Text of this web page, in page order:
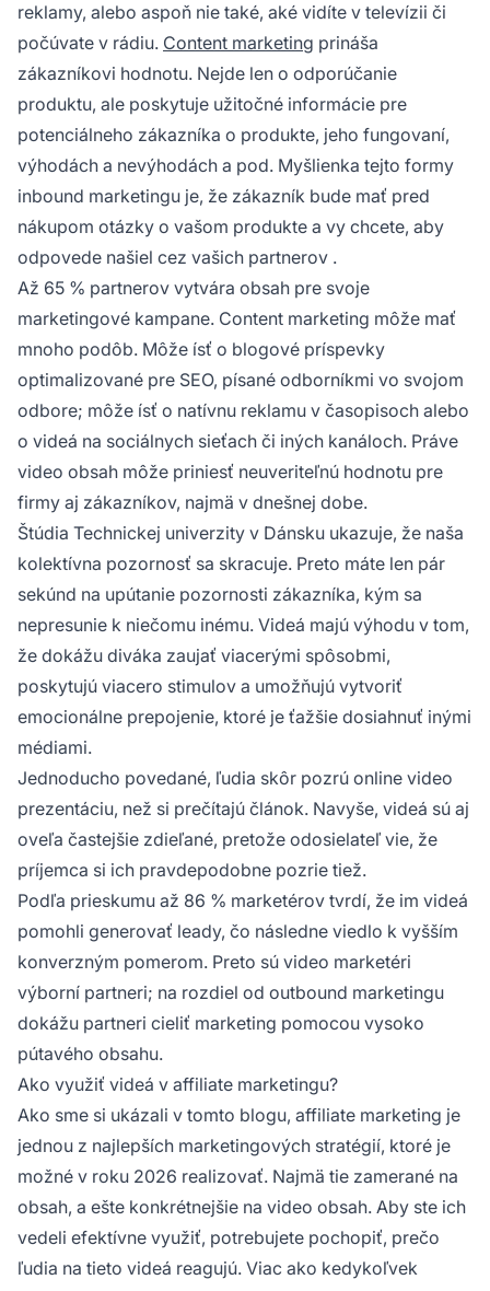
reklamy, alebo aspoň nie také, aké vidíte v televízii či
počúvate v rádiu. Content marketing prináša
zákazníkovi hodnotu. Nejde len o odporúčanie
produktu, ale poskytuje užitočné informácie pre
potenciálneho zákazníka o produkte, jeho fungovaní,
výhodách a nevýhodách a pod. Myšlienka tejto formy
inbound marketingu je, že zákazník bude mať pred
nákupom otázky o vašom produkte a vy chcete, aby
odpovede našiel cez vašich partnerov .
Až 65 % partnerov vytvára obsah pre svoje
marketingové kampane. Content marketing môže mať
mnoho podôb. Môže ísť o blogové príspevky
optimalizované pre SEO, písané odborníkmi vo svojom
odbore; môže ísť o natívnu reklamu v časopisoch alebo
o videá na sociálnych sieťach či iných kanáloch. Práve
video obsah môže priniesť neuveriteľnú hodnotu pre
firmy aj zákazníkov, najmä v dnešnej dobe.
Štúdia Technickej univerzity v Dánsku ukazuje, že naša
kolektívna pozornosť sa skracuje. Preto máte len pár
sekúnd na upútanie pozornosti zákazníka, kým sa
nepresunie k niečomu inému. Videá majú výhodu v tom,
že dokážu diváka zaujať viacerými spôsobmi,
poskytujú viacero stimulov a umožňujú vytvoriť
emocionálne prepojenie, ktoré je ťažšie dosiahnuť inými
médiami.
Jednoducho povedané, ľudia skôr pozrú online video
prezentáciu, než si prečítajú článok. Navyše, videá sú aj
oveľa častejšie zdieľané, pretože odosielateľ vie, že
príjemca si ich pravdepodobne pozrie tiež.
Podľa prieskumu až 86 % marketérov tvrdí, že im videá
pomohli generovať leady, čo následne viedlo k vyšším
konverzným pomerom. Preto sú video marketéri
výborní partneri; na rozdiel od outbound marketingu
dokážu partneri cieliť marketing pomocou vysoko
pútavého obsahu.
Ako využiť videá v affiliate marketingu?
Ako sme si ukázali v tomto blogu, affiliate marketing je
jednou z najlepších marketingových stratégií, ktoré je
možné v roku 2026 realizovať. Najmä tie zamerané na
obsah, a ešte konkrétnejšie na video obsah. Aby ste ich
vedeli efektívne využiť, potrebujete pochopiť, prečo
ľudia na tieto videá reagujú. Viac ako kedykoľvek